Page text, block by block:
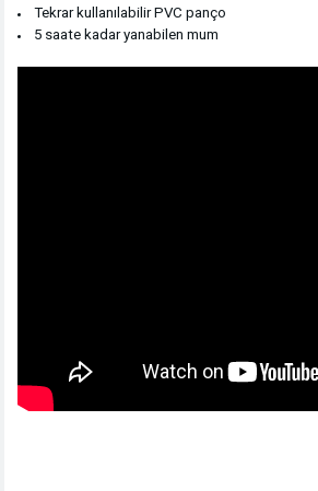
Tekrar kullanılabilir PVC panço
5 saate kadar yanabilen mum